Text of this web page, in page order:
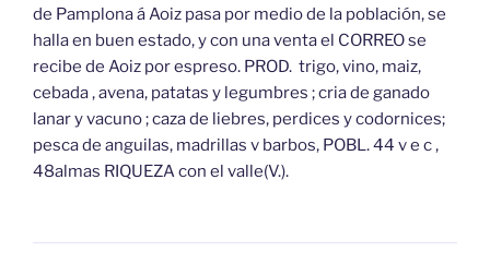
de Pamplona á Aoiz pasa por medio de la población, se
halla en buen estado, y con una venta el CORREO se
recibe de Aoiz por espreso. PROD. trigo, vino, maiz,
cebada , avena, patatas y legumbres ; cria de ganado
lanar y vacuno ; caza de liebres, perdices y codornices;
pesca de anguilas, madrillas v barbos, POBL. 44 v e c ,
48almas RIQUEZA con el valle(V.).